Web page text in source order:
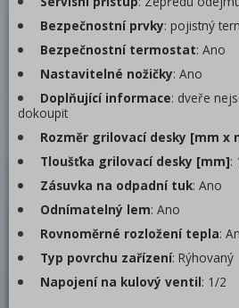
Bezpečnostní prvky: pojistný
Bezpečnostní termostat: Ano
Nastavitelné nožičky: Ano
Doplňující informace: dveře
dokoupit
Rozměr grilovací desky [mm x
Tloušťka grilovací desky [mm]:
Zásuvka na odpadní tuk: Ano
Odnímatelný lem: Ano
Rovnoměrné rozložení tepla:
Typ povrchu zařízení: Rýhovaný
Napojení na kulový ventil: 1/2